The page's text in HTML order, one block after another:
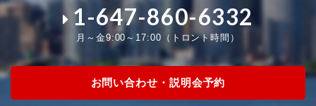
1-647-860-6332
月～金9:00～17:00（トロント時間）
お問い合わせ・説明会予約